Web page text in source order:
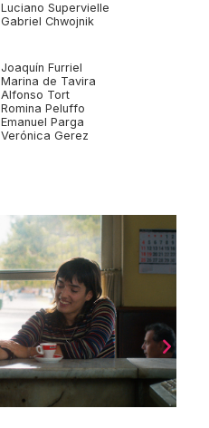
Luciano Supervielle
Gabriel Chwojnik
Joaquín Furriel
Marina de Tavira
Alfonso Tort
Romina Peluffo
Emanuel Parga
Verónica Gerez